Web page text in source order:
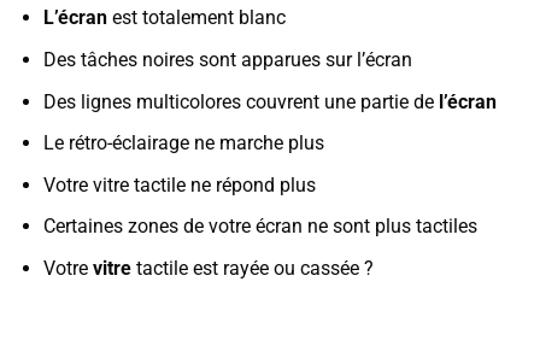
L’écranest totalement blanc
Des tâches noires sont apparues sur l’écran
Des lignes multicolores couvrent une partie de l’écran
Le rétro-éclairage ne marche plus
Votre vitre tactile ne répond plus
Certaines zones de votre écran ne sont plus tactiles
Votre vitretactile est rayée ou cassée ?